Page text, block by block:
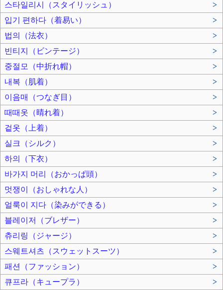
스타일리시（スタイリッシュ）
>
입기 편하다（着易い）
>
법의（法衣）
>
빈티지（ビンテージ）
>
중절모（中折れ帽）
>
내복（肌着）
>
이음매（つなぎ目）
>
때때옷（晴れ着）
>
겉옷（上着）
>
실크（シルク）
>
하의（下衣）
>
바가지 머리（おかっぱ頭）
>
멋쟁이（おしゃれな人）
>
얼룩이 지다（染みができる）
>
블레이저（ブレザー）
>
츄리링（ジャージ）
>
스웨트셔츠（スウェットスーツ）
>
패션（ファッション）
>
큐프라（キュープラ）
>